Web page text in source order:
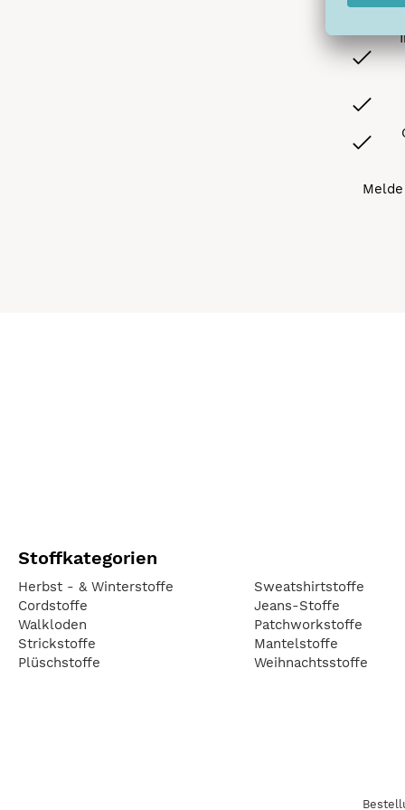
Stoffkategorien
Herbst - & Winterstoffe
Cordstoffe
Walkloden
Strickstoffe
Plüschstoffe
Sweatshirtstoffe
Jeans-Stoffe
Patchworkstoffe
Mantelstoffe
Weihnachtsstoffe